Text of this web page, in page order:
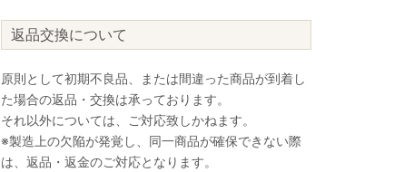
返品交換について
原則として初期不良品、または間違った商品が到着し
た場合の返品・交換は承っております。
それ以外については、ご対応致しかねます。
※製造上の欠陥が発覚し、同一商品が確保できない際
は、返品・返金のご対応となります。